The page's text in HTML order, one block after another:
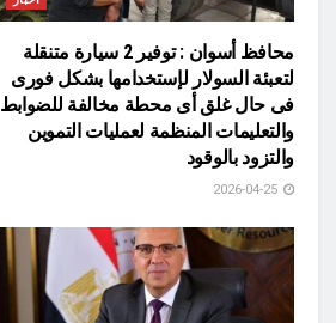
محافظ أسوان : توفير 2 سيارة متنقلة
لتعبئة السولار لإستخدامها بشكل فورى
فى حال غلق أى محطة مخالفة للضوابط
والتعليمات المنظمة لعمليات التموين
والتزود بالوقود